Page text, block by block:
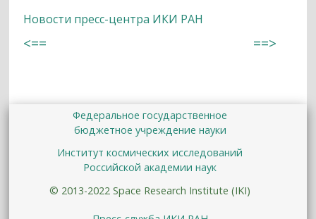
Новости пресс-центра ИКИ РАН
<== ==>
Федеральное государственное
бюджетное учреждение науки
Институт космических исследований
Российской академии наук
© 2013-2022 Space Research Institute (IKI)